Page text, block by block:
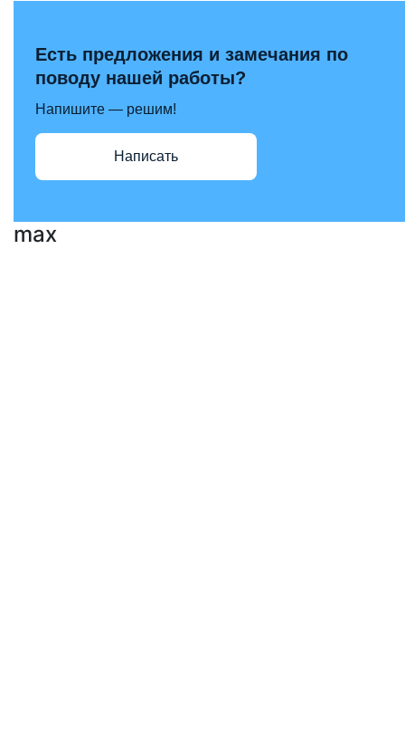
Есть предложения и замечания по
поводу нашей работы?
Напишите — решим!
Написать
max